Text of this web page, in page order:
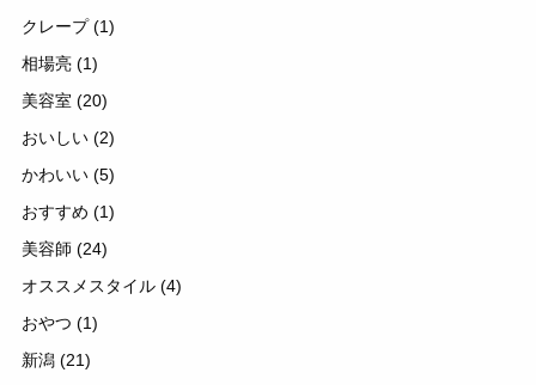
クレープ(1)
相場亮 (1)
美容室 (20)
おいしい (2)
かわいい (5)
おすすめ (1)
美容師 (24)
オススメスタイル (4)
おやつ (1)
新潟 (21)